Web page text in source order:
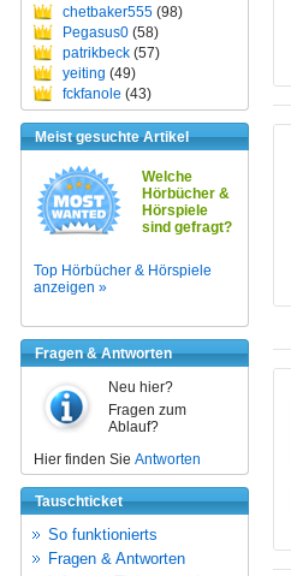
chetbaker555 (98)
Pegasus0 (58)
patrikbeck (57)
yeiting (49)
fckfanole (43)
Meist gesuchte Artikel
Welche
Hörbücher &
Hörspiele
sind gefragt?
Top Hörbücher & Hörspiele
anzeigen »
Fragen & Antworten
Neu hier?
Fragen zum
Ablauf?
Hier finden Sie Antworten
Tauschticket
So funktionierts
Fragen & Antworten